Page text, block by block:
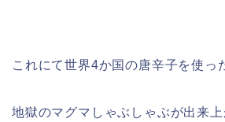
これにて世界4か国の唐辛子を使っ
地獄のマグマしゃぶしゃぶが出来上